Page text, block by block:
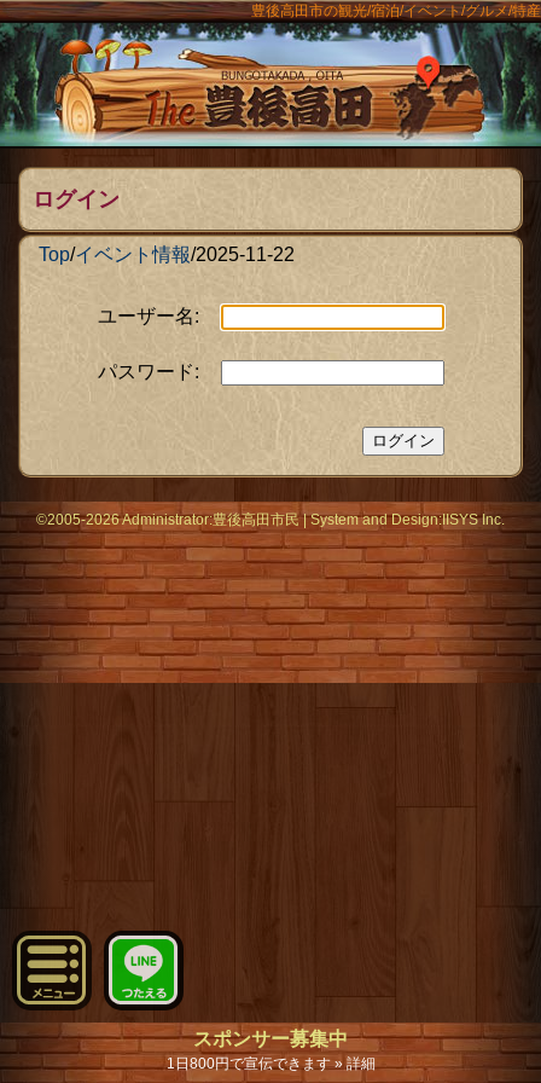
豊後高田市の観光/宿泊/イベント/グルメ/特産
The豊後
ログイン
Top/イベント情報/2025-11-22
ユーザー名:
パスワード:
メニュー
©2005-2026 Administrator:豊後高田市民|Systemand Design:IISYS Inc.
スポンサー募集中
1日800円で宣伝できます » 詳細